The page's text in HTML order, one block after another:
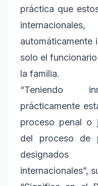
práctica que
automáticamente
solo el
la familia.
“Teniendo
prácticamente
proceso penal o
del proceso de
internacionales”,